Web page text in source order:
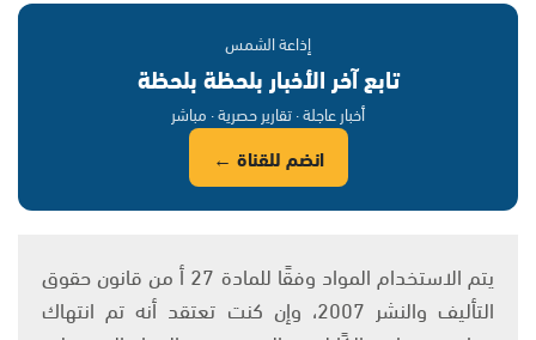
إذاعة الشمس
تابع آخر الأخبار بلحظة بلحظة
أخبار عاجلة · تقارير حصرية · مباشر
انضم للقناة ←
يتم الاستخدام المواد وفقًا للمادة 27 أ من قانون حقوق
التأليف والنشر 2007، وإن كنت تعتقد أنه تم انتهاك